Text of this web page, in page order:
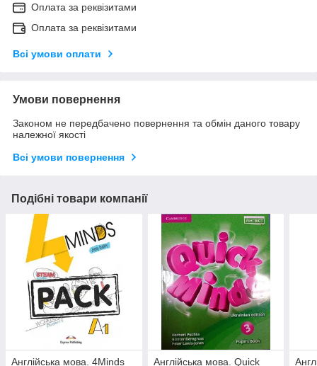
Оплата за реквізитами
Оплата за реквізитами
Всі умови оплати
Умови повернення
Законом не передбачено повернення та обмін даного товару
належної якості
Всі умови повернення
Подібні товари компанії
Англійська мова. 4Minds Англійська мова. Quick